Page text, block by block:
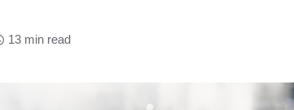
13 min read